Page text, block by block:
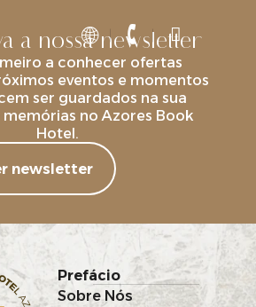
a nossa newsletter
a conhecer ofertas
eventos e momentos
ser guardados na sua
no Azores Book
Hotel.
newsletter
Prefácio
Sobre Nós